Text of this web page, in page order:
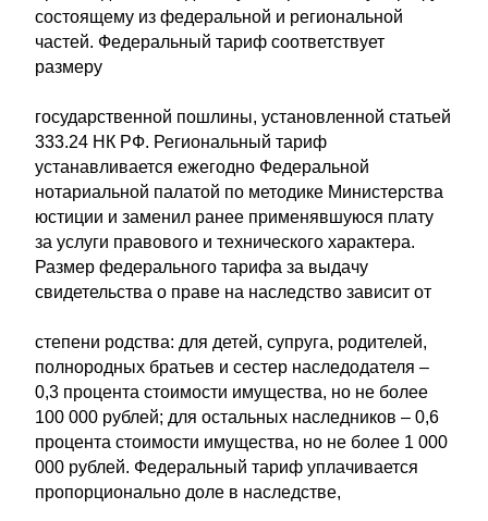
состоящему из федеральной и региональной
частей. Федеральный тариф соответствует
размеру
государственной пошлины, установленной статьей
333.24 НК РФ. Региональный тариф
устанавливается ежегодно Федеральной
нотариальной палатой по методике Министерства
юстиции и заменил ранее применявшуюся плату
за услуги правового и технического характера.
Размер федерального тарифа за выдачу
свидетельства о праве на наследство зависит от
степени родства: для детей, супруга, родителей,
полнородных братьев и сестер наследодателя –
0,3 процента стоимости имущества, но не более
100 000 рублей; для остальных наследников – 0,6
процента стоимости имущества, но не более 1 000
000 рублей. Федеральный тариф уплачивается
пропорционально доле в наследстве,